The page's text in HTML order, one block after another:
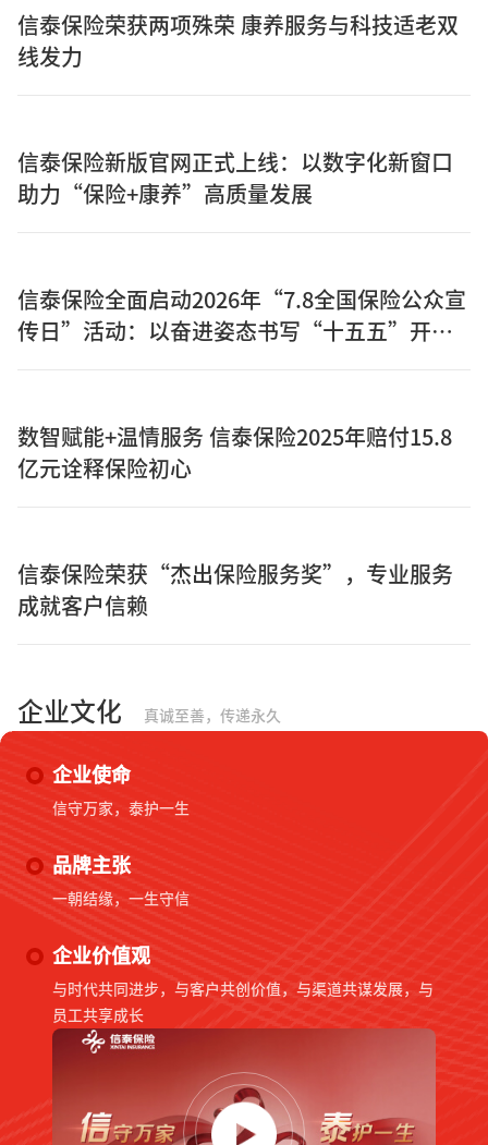
信泰保险荣获两项殊荣 康养服务与科技适老双
线发力
信泰保险新版官网正式上线：以数字化新窗口
助力“保险+康养”高质量发展
信泰保险全面启动2026年“7.8全国保险公众宣
传日”活动：以奋进姿态书写“十五五”开局
数智赋能+温情服务 信泰保险2025年赔付15.8
亿元诠释保险初心
信泰保险荣获“杰出保险服务奖”，专业服务
成就客户信赖
企业文化 真诚至善，传递永久
企业使命
信守万家，泰护一生
品牌主张
一朝结缘，一生守信
企业价值观
与时代共同进步，与客户共创价值，与渠道共谋发展，与
员工共享成长